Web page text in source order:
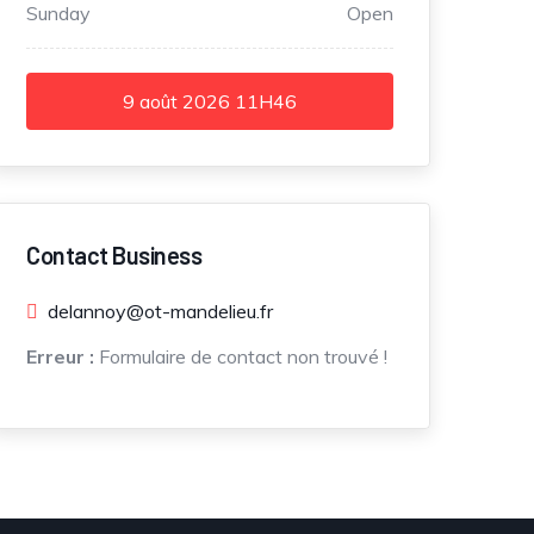
Sunday Open
9 août 2026 11H46
Contact Business
delannoy@ot-mandelieu.fr
Erreur : Formulaire de contact non trouvé !